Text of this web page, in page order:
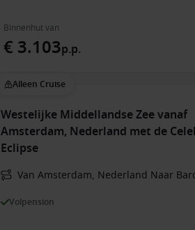
Binnenhut van
€ 3.103p.p.
Alleen Cruise
Westelijke Middellandse Zee vanaf
Amsterdam, Nederland met de
Eclipse
Van Amsterdam, Nederland Naar
Volpension